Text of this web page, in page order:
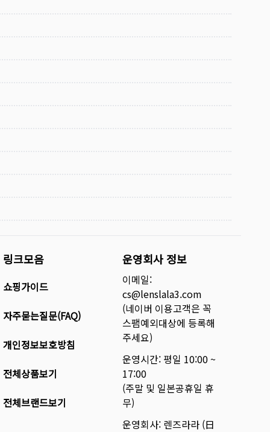
링크모음
쇼핑가이드
자주묻는질문(FAQ)
개인정보보호방침
전체상품보기
전체브랜드보기
운영회사 정보
이메일:
cs@lenslala3.com
(네이버 이용고객은 꼭
스팸예외대상에 등록해
주세요)
운영시간: 평일 10:00 ~
17:00
(주말 및 일본공휴일 휴
무)
운영회사: 렌즈라라 (日